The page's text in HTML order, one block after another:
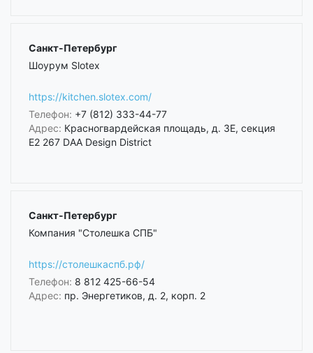
Санкт-Петербург
Шоурум Slotex
https://kitchen.slotex.com/
Телефон: +7 (812) 333-44-77
Адрес: Красногвардейская площадь, д. 3Е, секция
Е2 267 DAA Design District
Санкт-Петербург
Компания "Столешка СПБ"
https://столешкаспб.рф/
Телефон: 8 812 425-66-54
Адрес: пр. Энергетиков, д. 2, корп. 2